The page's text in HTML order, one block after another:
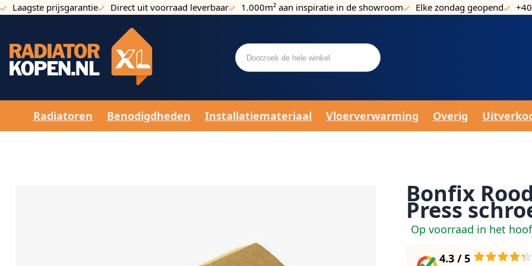
Ga naar de inhoud
Laagste prijsgarantie Direct uit voorraad leverbaar 1.000m² aan inspiratie in de showroom Elke zondag geopend
Radiatoren Benodigdheden Installatiemateriaal Vloerverwarming Overig
Bonfix
Press
Op voorraad in het
4.3 / 5